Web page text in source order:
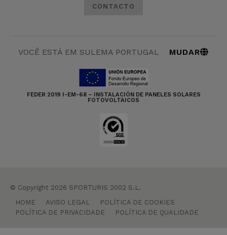
CONTACTO
VOCÊ ESTÁ EM SULEMA PORTUGAL MUDAR
FEDER 2019 I-EM-68 – INSTALACIÓN DE PANELES SOLARES
FOTOVOLTAICOS
© Copyright 2026 SPORTURIS 2002 S.L.
HOME
AVISO LEGAL
POLÍTICA DE COOKIES
POLÍTICA DE PRIVACIDADE
POLÍTICA DE QUALIDADE